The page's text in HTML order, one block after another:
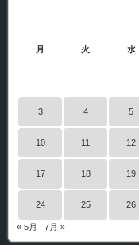
月 火 水
3 4 5
10 11 12
17 18 19
24 25 26
« 5月 7月 »